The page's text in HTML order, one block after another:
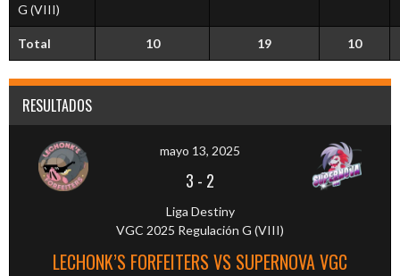
G (VIII)
Total 10 19 10
RESULTADOS
mayo 13, 2025
3 - 2
Liga Destiny
VGC 2025 Regulación G (VIII)
LECHONK’S FORFEITERS VS SUPERNOVA VGC